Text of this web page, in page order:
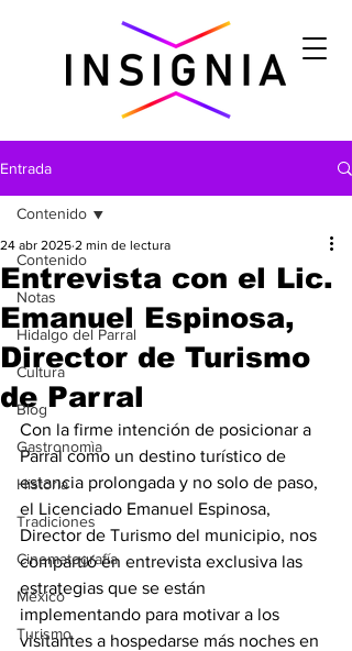
Entrada
Contenido
Notas
Hidalgo del Parral
Cultura
Blog
Gastronomìa
Historia
Tradiciones
Cinematografía
México
Turismo
Contenido
Entrevista con el Lic.
Emanuel Espinosa,
Director de Turismo
de Parral
24 abr 2025 2 min de lectura
Con la firme intención de posicionar a
Parral como un destino turístico de
estancia prolongada y no solo de paso,
el Licenciado Emanuel Espinosa,
Director de Turismo del municipio, nos
compartió en entrevista exclusiva las
estrategias que se están
implementando para motivar a los
visitantes a hospedarse más noches en